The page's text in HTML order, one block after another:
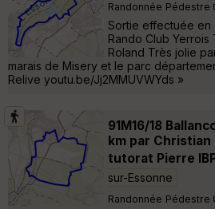
Randonnée Pédestre
Sortie effectuée en
Rando Club
Roland Très jolie
marais de Misery et le parc
Relive youtu.be/Jj2MMUVWYds »
91M16/18
km par Christian
tutorat Pierre
sur-Essonne
Randonnée Pédestre